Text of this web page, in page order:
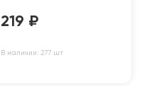
219 ₽
В наличии: 277 шт